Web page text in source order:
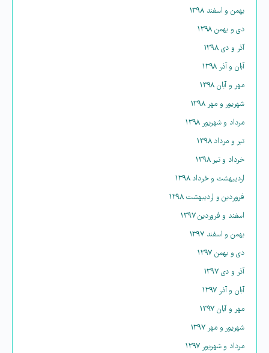
بهمن و اسفند ۱۳۹۸
دی و بهمن ۱۳۹۸
آذر و دی ۱۳۹۸
آبان و آذر ۱۳۹۸
مهر و آبان ۱۳۹۸
شهریور و مهر ۱۳۹۸
مرداد و شهریور ۱۳۹۸
تیر و مرداد ۱۳۹۸
خرداد و تیر ۱۳۹۸
اردیبهشت و خرداد ۱۳۹۸
فروردین و اردیبهشت ۱۳۹۸
اسفند و فروردین ۱۳۹۷
بهمن و اسفند ۱۳۹۷
دی و بهمن ۱۳۹۷
آذر و دی ۱۳۹۷
آبان و آذر ۱۳۹۷
مهر و آبان ۱۳۹۷
شهریور و مهر ۱۳۹۷
مرداد و شهریور ۱۳۹۷